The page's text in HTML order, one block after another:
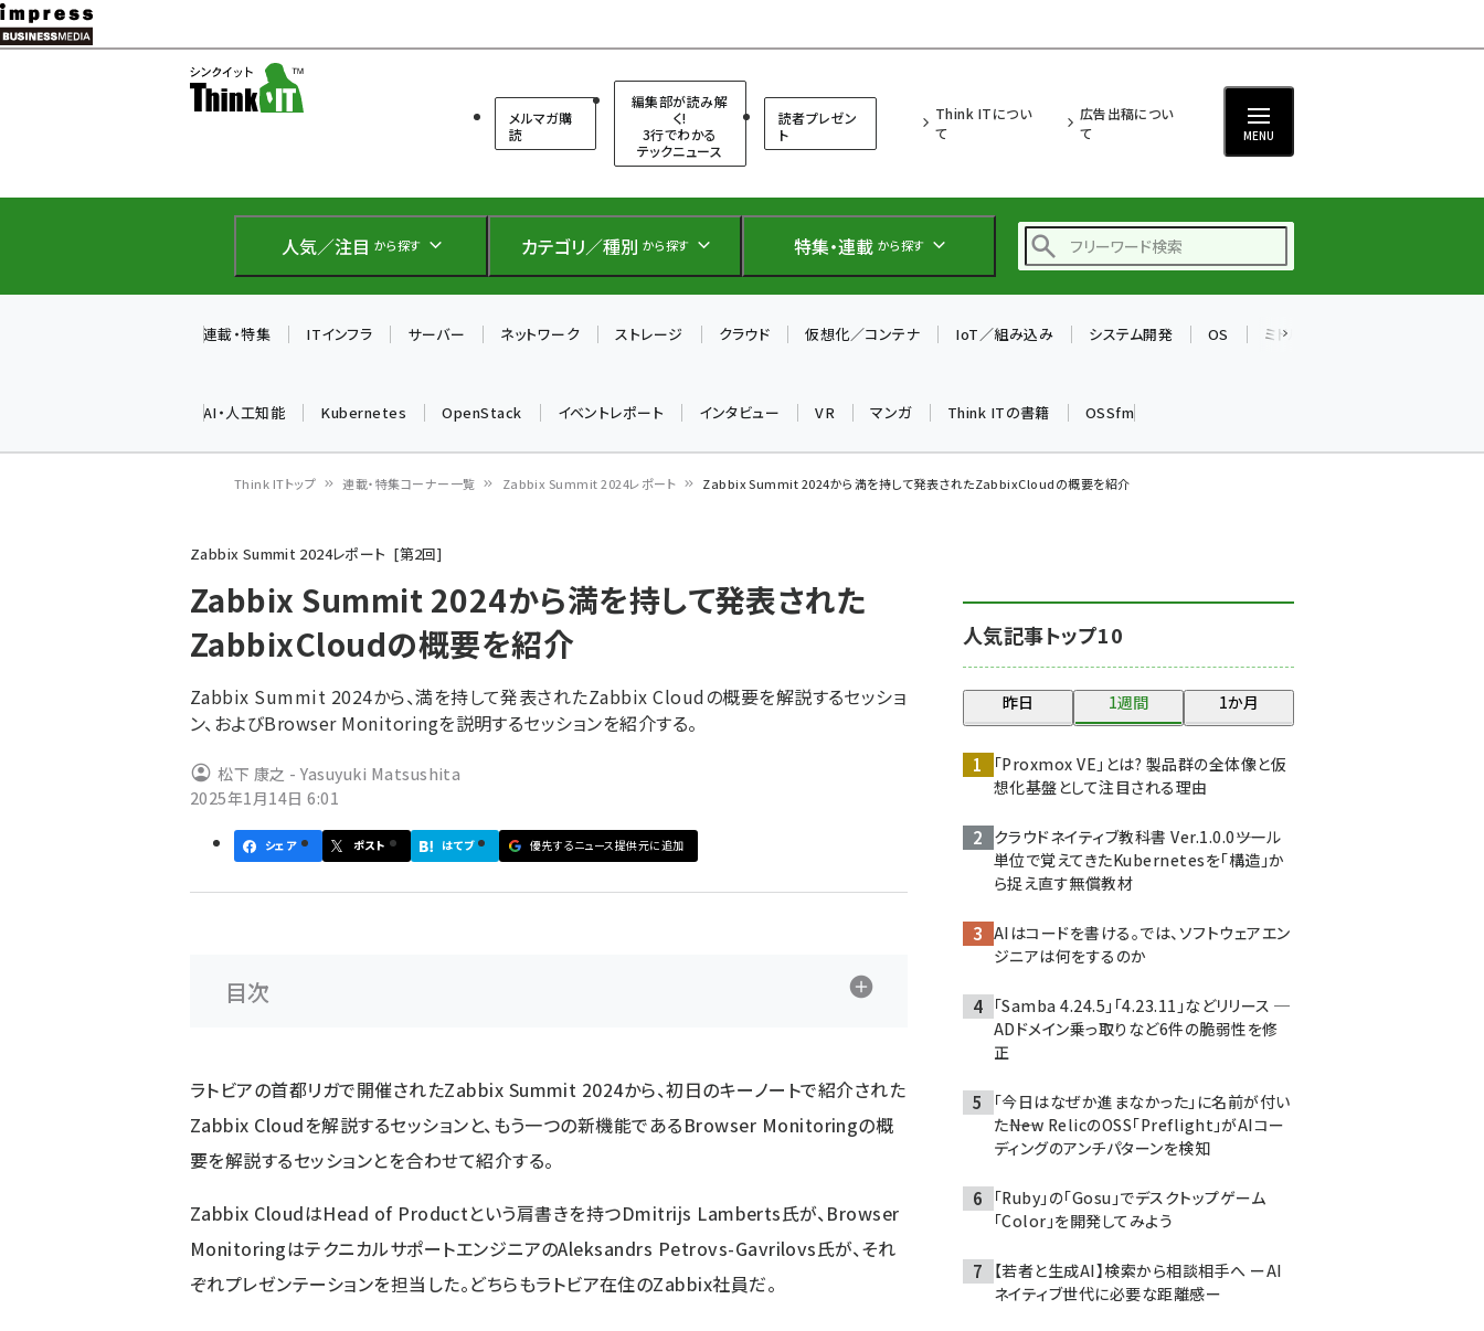
メ
イ
テ
に
メルマガ購
読
編集部が読み解
く!
3行でわかる
テックニュース
読者プレゼン
ト
Think ITについ
て
広告出稿につい
て
MENU
人気／注目 から探す カテゴリ／種別 から探す 特集・連載 から探す
仲間と築いた勝利の絆～
iot女子会 (2281)
drupal (1956)
genai (1484)
abc123 (1360)
連載・特集 ITインフラ サーバー ネットワーク ストレージ クラウド 仮想化／コンテナ IoT／組み込み システム開発 OS ミドルウェア
AI・人工知能 Kubernetes OpenStack イベントレポート インタビュー VR マンガ Think ITの書籍 OSSfm
ン
く
ず
Think ITトップ 連載・特集コーナー一覧 Zabbix Summit 2024レポート Zabbix Summit 2024から満を持して発表されたZabbixCloudの概要を紹介
Zabbix Summit 2024レポート 第2回
Zabbix Summit 2024から満を持して発表された
ZabbixCloudの概要を紹介
Zabbix Summit 2024から、満を持して発表されたZabbix Cloudの概要を解説するセッショ
ン、およびBrowser Monitoringを説明するセッションを紹介する。
松下 康之 - Yasuyuki Matsushita
2025年1月14日 6:01
シェア ポスト はてブ 優先するニュース提供元に追加
目次
ラトビアの首都リガで開催されたZabbix Summit 2024から、初日のキーノートで紹介された
Zabbix Cloudを解説するセッションと、もう一つの新機能であるBrowser Monitoringの概
要を解説するセッションとを合わせて紹介する。
Zabbix CloudはHead of Productという肩書きを持つDmitrijs Lamberts氏が、Browser
MonitoringはテクニカルサポートエンジニアのAleksandrs Petrovs-Gavrilovs氏が、それ
ぞれプレゼンテーションを担当した。どちらもラトビア在住のZabbix社員だ。
人気記事トップ10
昨日 1週間 1か月
「Proxmox VE」とは? 製品群の全体像と仮
想化基盤として注目される理由
クラウドネイティブ教科書 Ver.1.0.0――ツール
単位で覚えてきたKubernetesを「構造」か
ら捉え直す無償教材
AIはコードを書ける。では、ソフトウェアエン
ジニアは何をするのか
「Samba 4.24.5」「4.23.11」などリリース ─
ADドメイン乗っ取りなど6件の脆弱性を修
正
「今日はなぜか進まなかった」に名前が付い
た――New RelicのOSS「Preflight」がAIコー
ディングのアンチパターンを検知
「Ruby」の「Gosu」でデスクトップゲーム
「Color」を開発してみよう
【若者と生成AI】検索から相談相手へ ーAI
ネイティブ世代に必要な距離感ー